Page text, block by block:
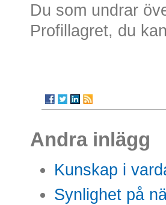
Du som undrar
Profillagret, du
Andra inlägg
Kunskap i
Synlighet på